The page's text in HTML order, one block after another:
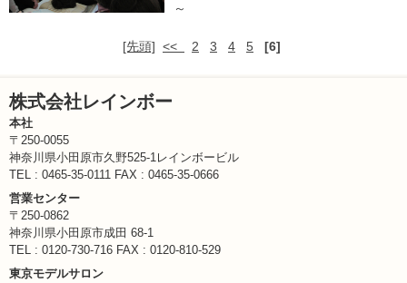
～
[先頭] << 2 3 4 5 [6]
株式会社レインボー
本社
〒250-0055
神奈川県小田原市久野525-1レインボービル
TEL : 0465-35-0111 FAX : 0465-35-0666
営業センター
〒250-0862
神奈川県小田原市成田 68-1
TEL : 0120-730-716 FAX : 0120-810-529
東京モデルサロン